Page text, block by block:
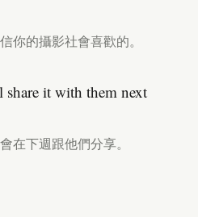
你的攝影社會喜歡的。
it with them next
在下週跟他們分享。